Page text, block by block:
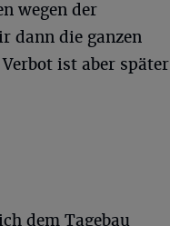
wegen der
dann die ganzen
ist aber später
dem Tagebau